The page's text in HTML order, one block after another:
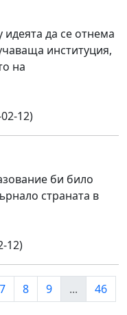
да се отнема
институция,
на
12)
би било
страната в
12)
7 8 9 ...
46